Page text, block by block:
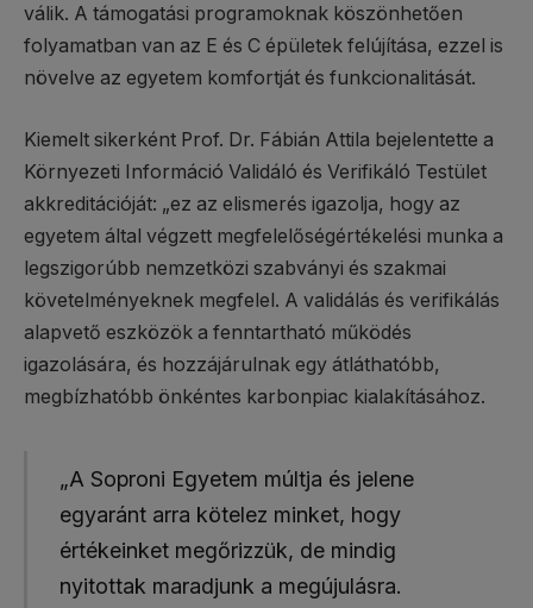
válik. A támogatási programoknak köszönhetően
folyamatban van az E és C épületek felújítása, ezzel is
növelve az egyetem komfortját és funkcionalitását.
Kiemelt sikerként Prof. Dr. Fábián Attila bejelentette a
Környezeti Információ Validáló és Verifikáló Testület
akkreditációját: „ez az elismerés igazolja, hogy az
egyetem által végzett megfelelőségértékelési munka a
legszigorúbb nemzetközi szabványi és szakmai
követelményeknek megfelel. A validálás és verifikálás
alapvető eszközök a fenntartható működés
igazolására, és hozzájárulnak egy átláthatóbb,
megbízhatóbb önkéntes karbonpiac kialakításához.
„A Soproni Egyetem múltja és jelene
egyaránt arra kötelez minket, hogy
értékeinket megőrizzük, de mindig
nyitottak maradjunk a megújulásra.